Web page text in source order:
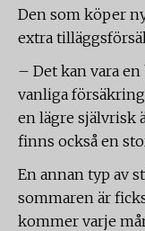
Den som köper
extra
– Det kan vara
vanliga
en lägre självrisk
finns också en
En annan typ av
sommaren är
kommer varje